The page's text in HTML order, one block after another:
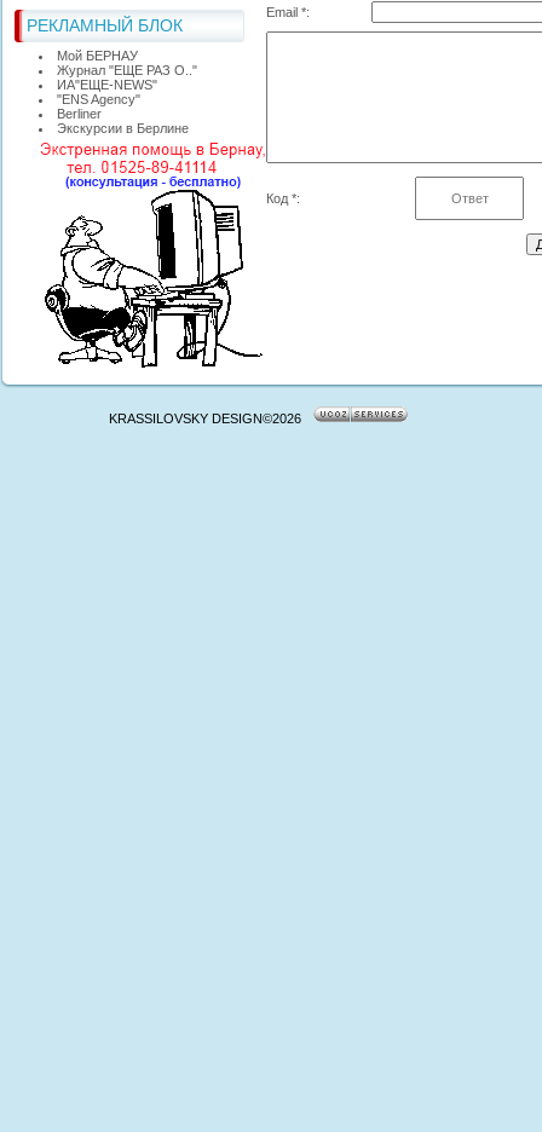
РЕКЛАМНЫЙ БЛОК
Мой БЕРНАУ
Журнал "ЕЩЕ РАЗ О.."
ИА"ЕЩЕ-NEWS"
"ЕNS Agency"
Berliner
Экскурсии в Берлине
Email *:
Код *:
KRASSILOVSKY DESIGN©2026